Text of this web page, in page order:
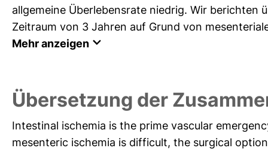
allgemeine Überlebensrate niedrig. Wir berichten
Zeitraum von 3 Jahren auf Grund von
Mehr anzeigen
Übersetzung der
Intestinal ischemia is the prime vascular
mesenteric ischemia is difficult, the surgical